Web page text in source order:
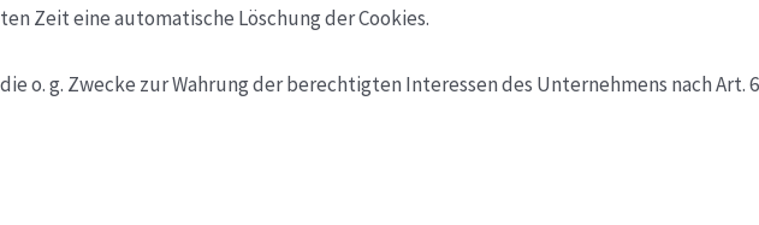
Zeit eine automatische Löschung der Cookies.
o. g. Zwecke zur Wahrung der berechtigten Interessen des Unternehmens nach Art. 6